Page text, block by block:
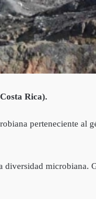
Rica).
perteneciente al
microbiana.